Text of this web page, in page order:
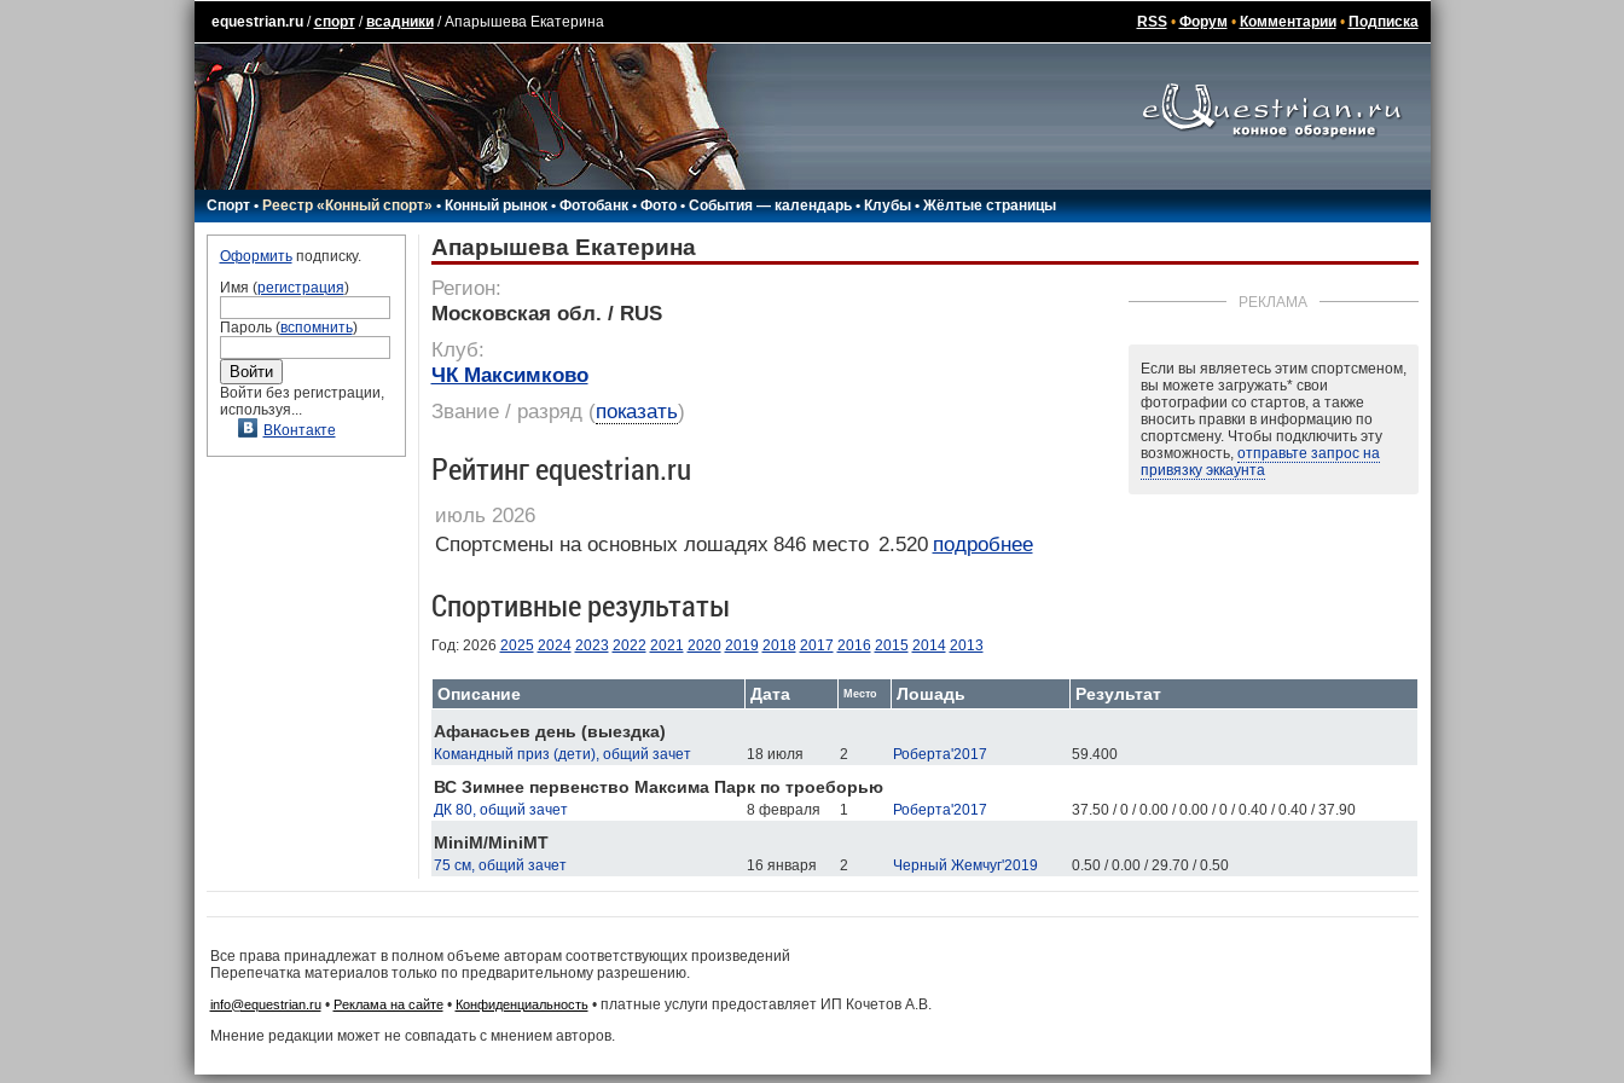
equestrian.ru/спорт/всадники/ Апарышева Екатерина RSS• Форум • Комментарии• Подписка
Спорт•Реестр «Конный спорт»•Конный рынок•Фотобанк •Фото•События — календарь•Клубы •Жёлтые страницы
Оформитьподписку.
Имя (регистрация)
Пароль (вспомнить)
Войти без регистрации,
используя...
ВКонтакте
Апарышева Екатерина
РЕКЛАМА
Если вы являетесь этим спортсменом,
вы можете загружать*свои
фотографии со стартов, а также
вносить правки в информацию по
спортсмену. Чтобы подключить эту
возможность, отправьте запрос на
привязку эккаунта
Регион:
Московская обл. / RUS
Клуб:
ЧК Максимково
Звание / разряд(показать)
Рейтинг equestrian.ru
июль 2026
Спортсмены на основных лошадях 846 место 2.520 подробнее
Спортивные результаты
Год: 2026 2025 2024 2023 2022 2021 2020 2019 2018 2017 2016 2015 2014 2013
Описание Дата Место Лошадь
Результат
Афанасьев день (выездка)
Командный приз (дети), общий зачет 18 июля 2 Роберта'2017 59.400
ВС Зимнее первенство Максима Парк по троеборью
ДК 80, общий зачет 8 февраля 1 Роберта'2017 37.50 / 0 / 0.00 / 0.00 / 0 / 0.40 / 0.40 / 37.90
MiniM/MiniMT
75 см, общий зачет 16 января 2 Черный Жемчуг'2019 0.50 / 0.00 / 29.70 / 0.50
Все права принадлежат в полном объеме авторам соответствующих произведений
Перепечатка материалов только по предварительному разрешению.
info@equestrian.ru• Реклама на сайте• Конфиденциальность• платные услуги предоставляет ИП Кочетов А.В.
Мнение редакции может не совпадать с мнением авторов.